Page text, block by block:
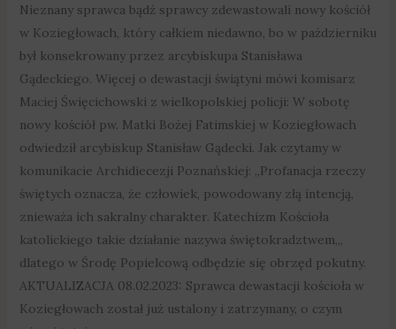
Nieznany sprawca bądź sprawcy zdewastowali nowy kościół
w Koziegłowach, który całkiem niedawno, bo w październiku
był konsekrowany przez arcybiskupa Stanisława
Gądeckiego. Więcej o dewastacji świątyni mówi komisarz
Maciej Święcichowski z wielkopolskiej policji: W sobotę
nowy kościół pw. Matki Bożej Fatimskiej w Koziegłowach
odwiedził arcybiskup Stanisław Gądecki. Jak czytamy w
komunikacie Archidiecezji Poznańskiej: „Profanacja rzeczy
świętych oznacza, że człowiek, powodowany złą intencją,
znieważa ich sakralny charakter. Katechizm Kościoła
katolickiego takie działanie nazywa świętokradztwem„,
dlatego w Środę Popielcową odbędzie się obrzęd pokutny.
AKTUALIZACJA 08.02.2023: Sprawca dewastacji kościoła w
Koziegłowach został już ustalony i zatrzymany, o czym